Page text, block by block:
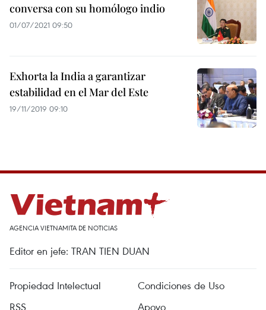
conversa con su homólogo indio
01/07/2021 09:50
Exhorta la India a garantizar
estabilidad en el Mar del Este
19/11/2019 09:10
AGENCIA VIETNAMITA DE NOTICIAS
Editor en jefe: TRAN TIEN DUAN
Propiedad Intelectual
Condiciones de Uso
RSS
Apoyo